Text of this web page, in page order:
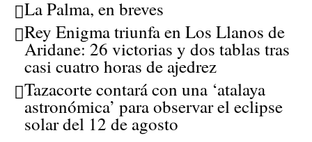
La Palma, en breves
Rey Enigma triunfa en Los Llanos de
Aridane: 26 victorias y dos tablas tras
casi cuatro horas de ajedrez
Tazacorte contará con una ‘atalaya
astronómica’ para observar el eclipse
solar del 12 de agosto